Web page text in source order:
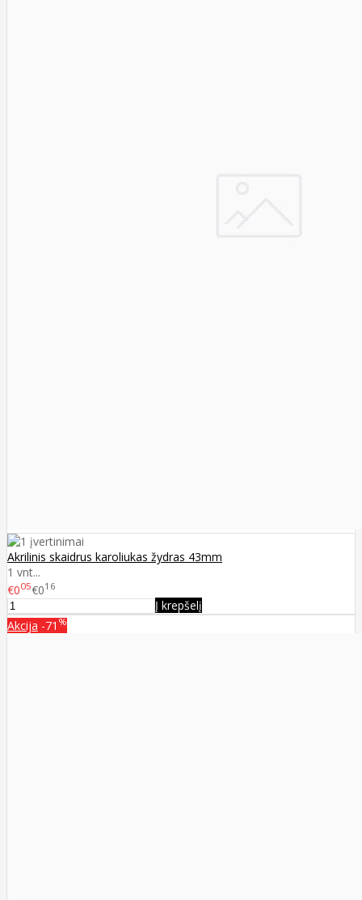
Akrilinis skaidrus karoliukas žydras 43mm
1 vnt...
€005€016
Į krepšelį
Akcija -71 %